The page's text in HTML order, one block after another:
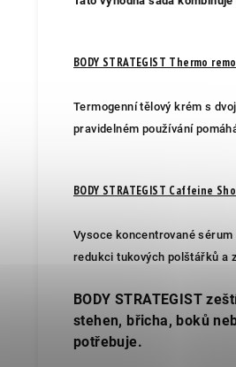
BODY STRATEGIST Thermo
Termogenní tělový krém s
pravidelném používání
BODY STRATEGIST Caffeine
Vysoce koncentrované
redukci tukových polštářků a
BODY STRATEGIST
stehen, břicha, boků
potřebuje.